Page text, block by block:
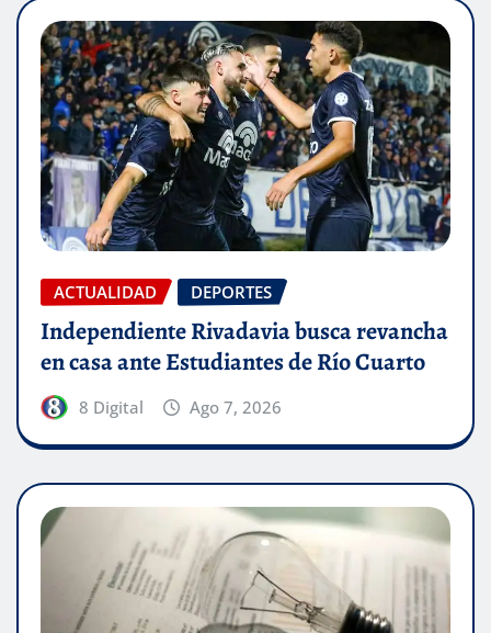
ACTUALIDAD DEPORTES
Independiente Rivadavia busca revancha
en casa ante Estudiantes de Río Cuarto
8 Digital Ago 7, 2026